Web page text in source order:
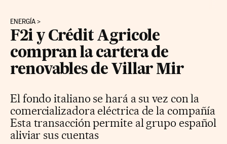
ENERGÍA
F2i y Crédit Agricole
compran la cartera de
renovables de Villar Mir
El fondo italiano se hará a su vez con la
comercializadora eléctrica de la compañía
Esta transacción permite al grupo español
aliviar sus cuentas